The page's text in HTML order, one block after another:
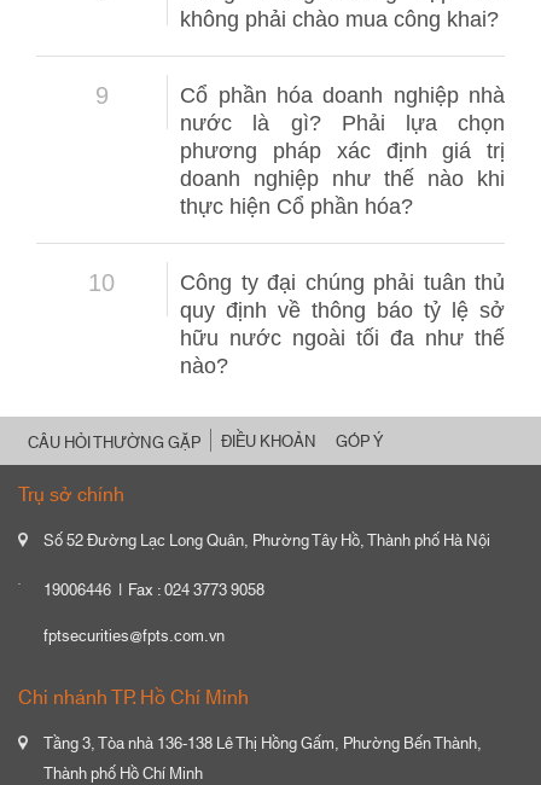
không phải chào mua công khai?
9
Cổ phần hóa doanh nghiệp nhà
nước là gì? Phải lựa chọn
phương pháp xác định giá trị
doanh nghiệp như thế nào khi
thực hiện Cổ phần hóa?
10
Công ty đại chúng phải tuân thủ
quy định về thông báo tỷ lệ sở
hữu nước ngoài tối đa như thế
nào?
CÂU HỎI THƯỜNG GẶP ĐIỀU KHOẢN GÓP Ý
Trụ sở chính
Số 52 Đường Lạc Long Quân, Phường Tây Hồ, Thành phố Hà Nội
19006446
Fax : 024 3773 9058
fptsecurities@fpts.com.vn
Chi nhánh TP. Hồ Chí Minh
Tầng 3, Tòa nhà 136-138 Lê Thị Hồng Gấm, Phường Bến Thành,
Thành phố Hồ Chí Minh